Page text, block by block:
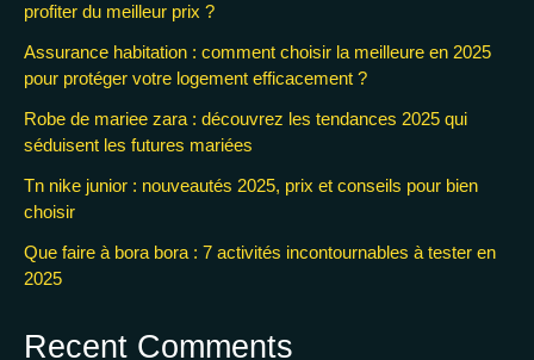
profiter du meilleur prix ?
Assurance habitation : comment choisir la meilleure en 2025
pour protéger votre logement efficacement ?
Robe de mariee zara : découvrez les tendances 2025 qui
séduisent les futures mariées
Tn nike junior : nouveautés 2025, prix et conseils pour bien
choisir
Que faire à bora bora : 7 activités incontournables à tester en
2025
Recent Comments